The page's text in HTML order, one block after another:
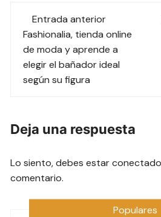
Navegación
de
las
Entrada anterior
Fashionalia, tienda online
de moda y aprende a
elegir el bañador ideal
según su figura
Deja una respuesta
Lo siento, debes estarconectado
comentario.
Populares